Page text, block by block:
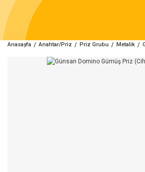
Anasayfa Anahtar/Priz Priz Grubu Metalik